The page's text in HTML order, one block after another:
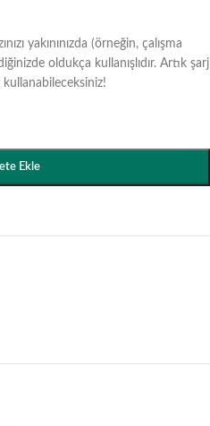
yakınınızda (örneğin, çalışma
oldukça kullanışlıdır. Artık şarj
Ekle